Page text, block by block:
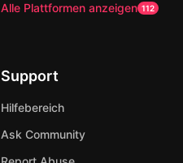
Alle Plattformen anzeigen 112
Support
Hilfebereich
Ask Community